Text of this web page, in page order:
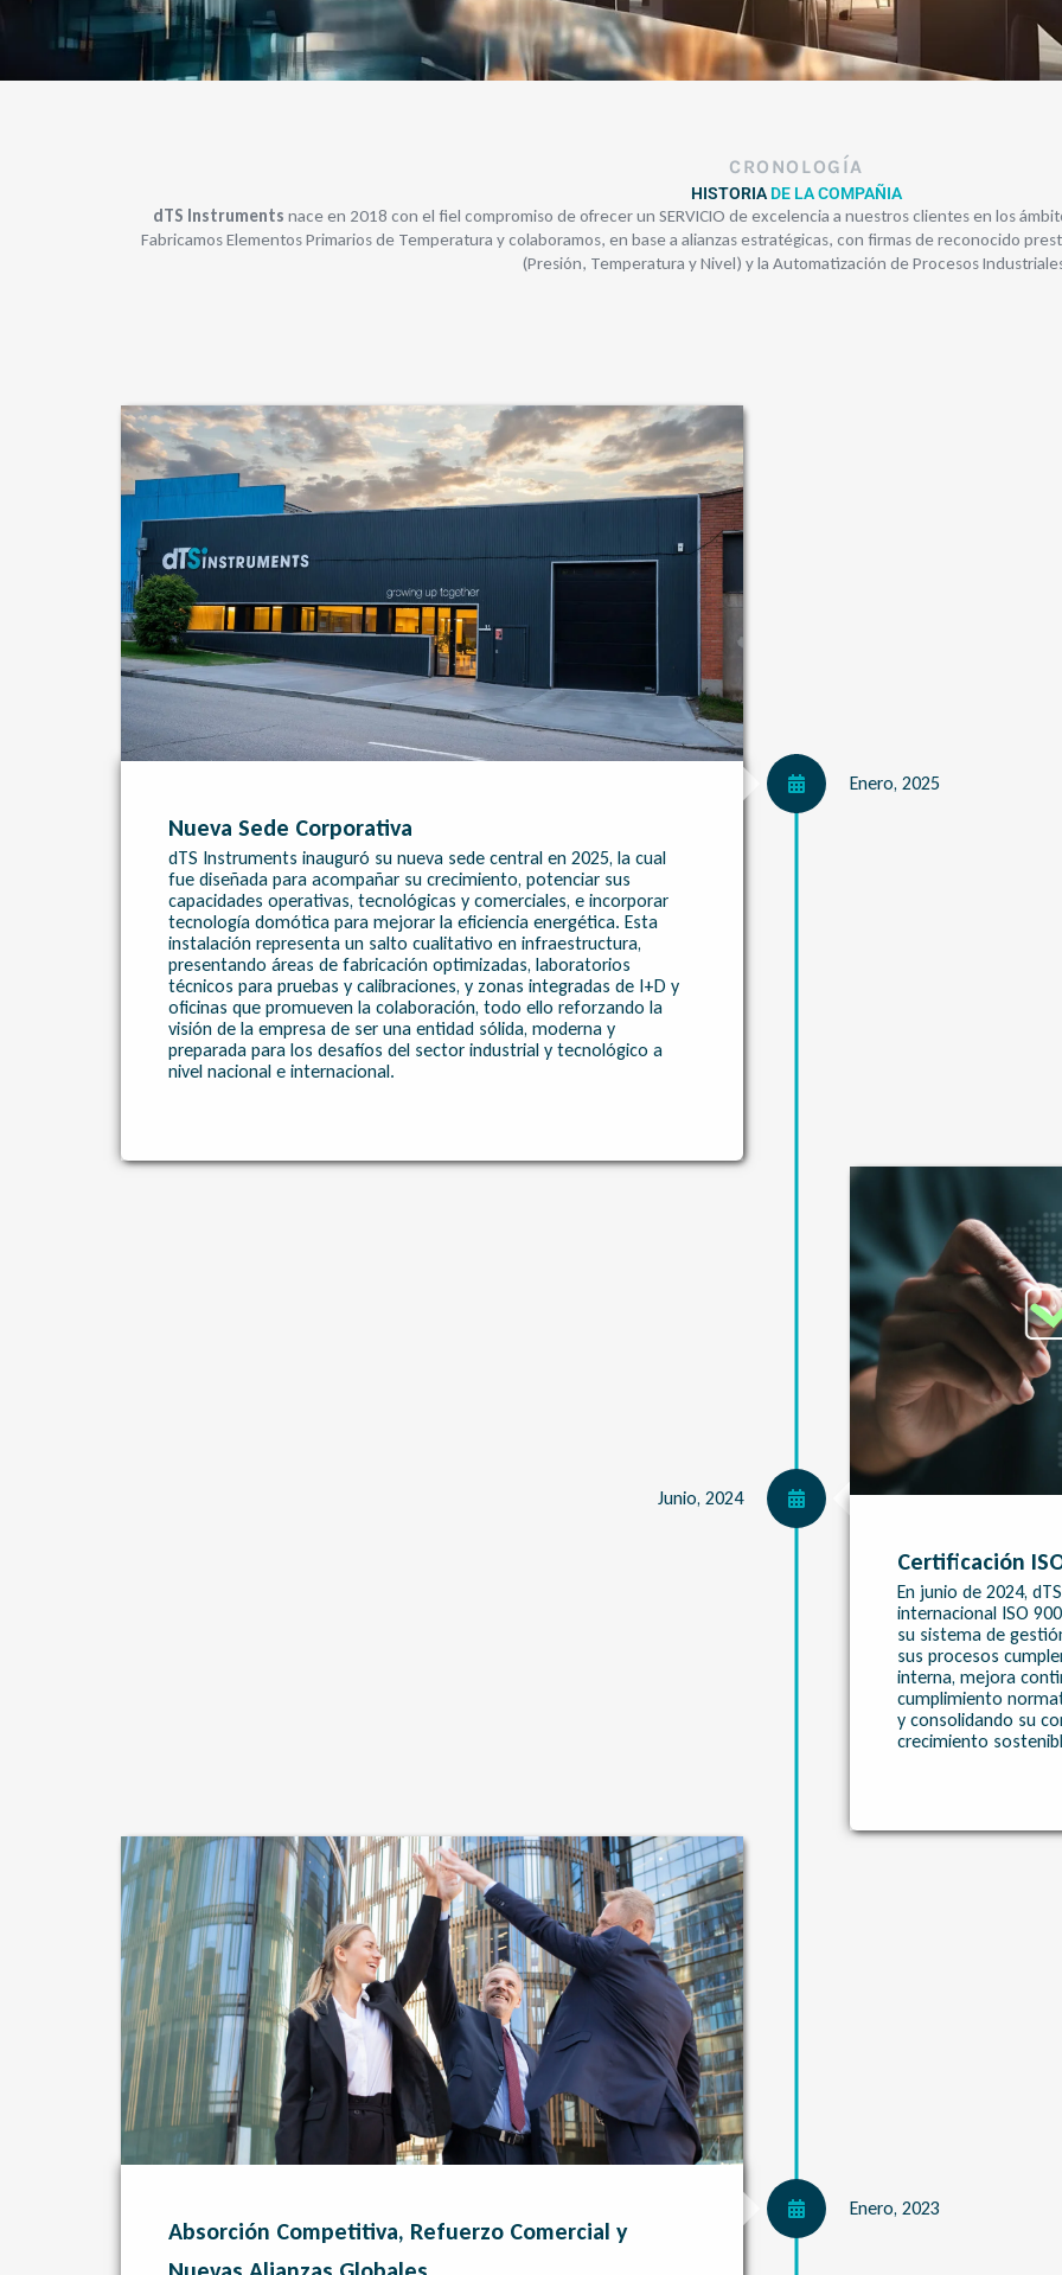
CRONOLOGÍA
HISTORIADE LA COMPAÑIA
dTS Instruments nace en 2018 con el fiel compromiso de ofrecer un SERVICIO de excelencia a nuestros clientes en los
Fabricamos Elementos Primarios de Temperatura y colaboramos, en base a alianzas estratégicas, con firmas de reconocido
(Presión, Temperatura y Nivel) y la Automatización de Procesos
Nueva Sede Corporativa
dTS Instruments inauguró su nueva sede central en 2025, la cual
fue diseñada para acompañar su crecimiento, potenciar sus
capacidades operativas, tecnológicas y comerciales, e incorporar
tecnología domótica para mejorar la eficiencia energética. Esta
instalación representa un salto cualitativo en infraestructura,
presentando áreas de fabricación optimizadas, laboratorios
técnicos para pruebas y calibraciones, y zonas integradas de I+D y
oficinas que promueven la colaboración, todo ello reforzando la
visión de la empresa de ser una entidad sólida, moderna y
preparada para los desafíos del sector industrial y tecnológico a
nivel nacional e internacional.
Enero, 2025
Certificación
En junio de 2024,
internacional ISO
su sistema de
sus procesos
interna, mejora
cumplimiento
y consolidando su
crecimiento
Junio, 2024
Absorción Competitiva, Refuerzo Comercial y
Enero, 2023